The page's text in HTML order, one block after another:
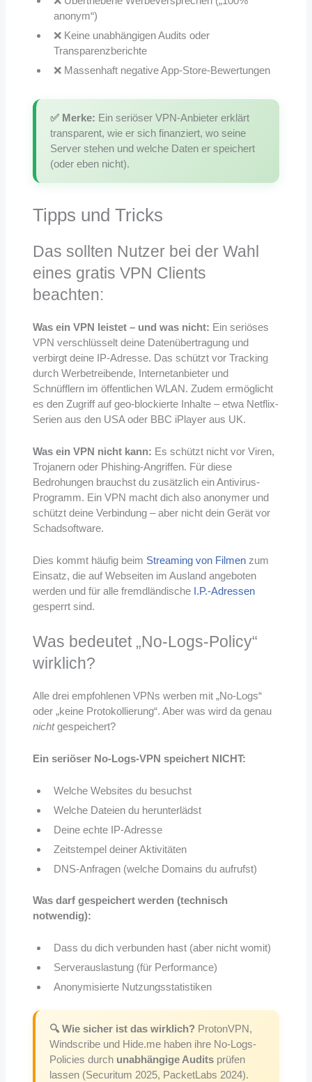
anonym“)
❌ Keine unabhängigen Audits oder
Transparenzberichte
❌ Massenhaft negative App-Store-Bewertungen
✅ Merke: Ein seriöser VPN-Anbieter erklärt
transparent, wie er sich finanziert, wo seine
Server stehen und welche Daten er speichert
(oder eben nicht).
Tipps und Tricks
Das sollten Nutzer bei der Wahl
eines gratis VPN Clients
beachten:
Was ein VPN leistet – und was nicht: Ein seriöses
VPN verschlüsselt deine Datenübertragung und
verbirgt deine IP-Adresse. Das schützt vor Tracking
durch Werbetreibende, Internetanbieter und
Schnüfflern im öffentlichen WLAN. Zudem ermöglicht
es den Zugriff auf geo-blockierte Inhalte – etwa Netflix-
Serien aus den USA oder BBC iPlayer aus UK.
Was ein VPN nicht kann: Es schützt nicht vor Viren,
Trojanern oder Phishing-Angriffen. Für diese
Bedrohungen brauchst du zusätzlich ein Antivirus-
Programm. Ein VPN macht dich also anonymer und
schützt deine Verbindung – aber nicht dein Gerät vor
Schadsoftware.
Dies kommt häufig beim Streaming von Filmenzum
Einsatz, die auf Webseiten im Ausland angeboten
werden und für alle fremdländische I.P.-Adressen
gesperrt sind.
Was bedeutet „No-Logs-Policy“
wirklich?
Alle drei empfohlenen VPNs werben mit „No-Logs“
oder „keine Protokollierung“. Aber was wird da genau
nichtgespeichert?
Ein seriöser No-Logs-VPN speichert NICHT:
Welche Websites du besuchst
Welche Dateien du herunterlädst
Deine echte IP-Adresse
Zeitstempel deiner Aktivitäten
DNS-Anfragen (welche Domains du aufrufst)
Was darf gespeichert werden (technisch
notwendig):
Dass du dich verbunden hast (aber nicht womit)
Serverauslastung (für Performance)
Anonymisierte Nutzungsstatistiken
🔍 Wie sicher ist das wirklich?ProtonVPN,
Windscribe und Hide.me haben ihre No-Logs-
Policies durch unabhängige Auditsprüfen
lassen (Securitum 2025, PacketLabs 2024).